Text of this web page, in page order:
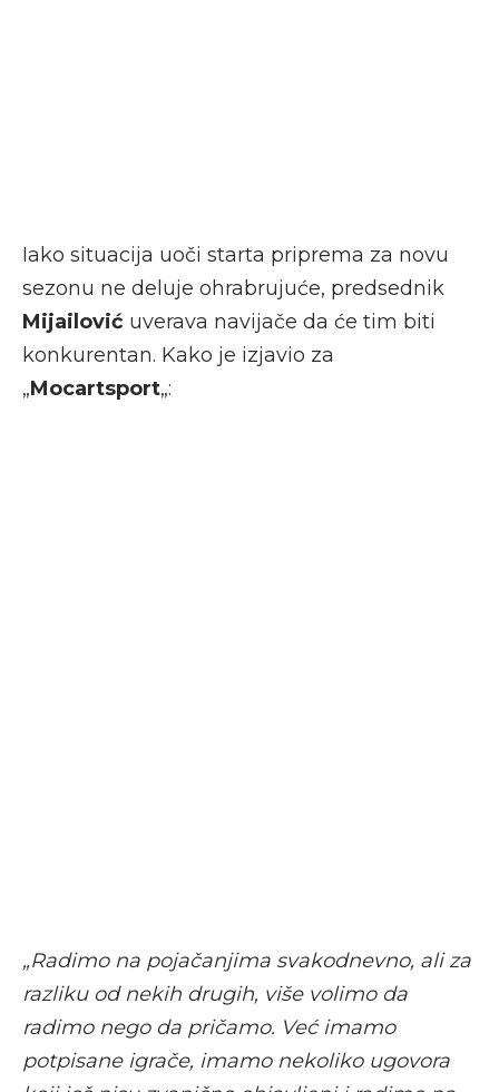
Iako situacija uoči starta priprema za novu
sezonu ne deluje ohrabrujuće, predsednik
Mijailović uverava navijače da će tim biti
konkurentan. Kako je izjavio za
„Mocartsport„:
„Radimo na pojačanjima svakodnevno, ali za
razliku od nekih drugih, više volimo da
radimo nego da pričamo. Već imamo
potpisane igrače, imamo nekoliko ugovora